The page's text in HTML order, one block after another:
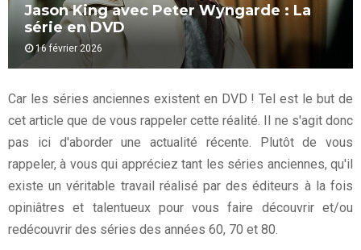
Jason King avec Peter Wyngarde : La
série en DVD
16 février 2026
Car les séries anciennes existent en DVD ! Tel est le but de
cet article que de vous rappeler cette réalité. Il ne s'agit donc
pas ici d'aborder une actualité récente. Plutôt de vous
rappeler, à vous qui appréciez tant les séries anciennes, qu'il
existe un véritable travail réalisé par des éditeurs à la fois
opiniâtres et talentueux pour vous faire découvrir et/ou
redécouvrir des séries des années 60, 70 et 80.